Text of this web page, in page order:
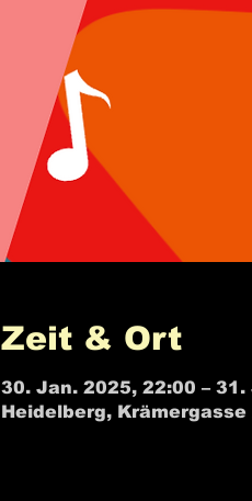
Zeit & Ort
30. Jan. 2025, 22:00 –
Heidelberg,